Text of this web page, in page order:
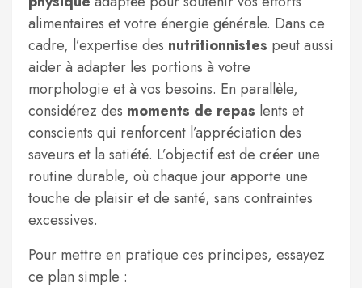
alimentaires et votre énergie générale. Dans ce
cadre, l’expertise des nutritionnistes peut aussi
aider à adapter les portions à votre
morphologie et à vos besoins. En parallèle,
considérez des moments de repas lents et
conscients qui renforcent l’appréciation des
saveurs et la satiété. L’objectif est de créer une
routine durable, où chaque jour apporte une
touche de plaisir et de santé, sans contraintes
excessives.
Pour mettre en pratique ces principes, essayez
ce plan simple :